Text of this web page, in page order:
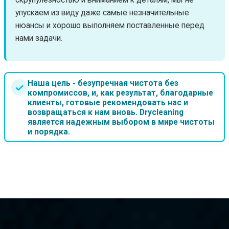
упускаем из виду даже самые незначительные
нюансы и хорошо выполняем поставленные перед
нами задачи.
Наша цель - безупречная чистота без
компромиссов, и, как результат, благодарные
клиенты, готовые рекомендовать нас и
возвращаться к нам вновь. Drycleaning
является надежным выбором в мире чистоты
и порядка.
от 1.00 BYN/м²